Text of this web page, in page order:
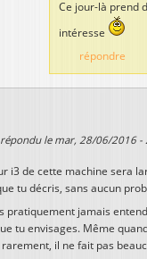
Ce jour-là prend
intéresse
répondre
lemar, 28/06/2016 -
i3 de cette machine sera
tu décris, sans aucun
pratiquement jamais
tu envisages. Même
il ne fait pas